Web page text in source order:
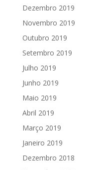
Dezembro 2019
Novembro 2019
Outubro 2019
Setembro 2019
Julho 2019
Junho 2019
Maio 2019
Abril 2019
Março 2019
Janeiro 2019
Dezembro 2018